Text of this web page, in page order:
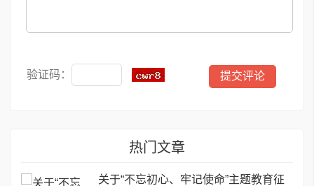
验证码：
热门文章
关于“不忘初心、牢记使命”主题教育征